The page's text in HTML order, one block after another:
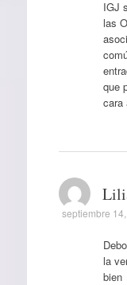
IGJ
las
que
cara
septiembre
la
bien